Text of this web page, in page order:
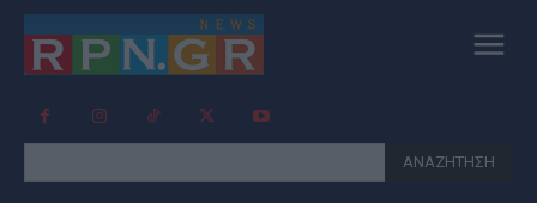
ΑΝΑΖΗΤΗΣΗ